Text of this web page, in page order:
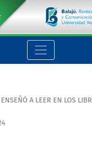
la 32ª edición del
A LEER EN LOS